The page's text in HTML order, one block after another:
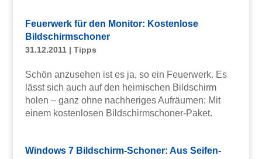
Feuerwerk für den Monitor: Kostenlose
Bildschirmschoner
31.12.2011| Tipps
Schön anzusehen ist es ja, so ein Feuerwerk. Es
lässt sich auch auf den heimischen Bildschirm
holen – ganz ohne nachheriges Aufräumen: Mit
einem kostenlosen Bildschirmschoner-Paket.
Windows 7 Bildschirm-Schoner: Aus Seifen-